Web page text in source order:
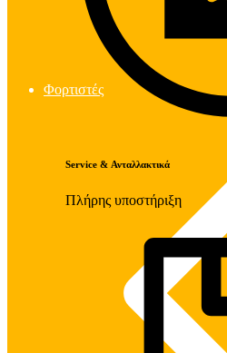
Φορτιστές
Service & Ανταλλακτικά
Πλήρης υποστήριξη